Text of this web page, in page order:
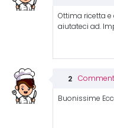
Ottima ricetta
aiutateci ad.
Buonissime